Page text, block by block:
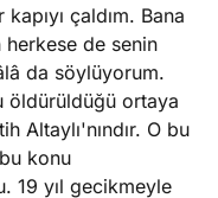
çaldım. Bana
de senin
da söylüyorum.
öldürüldüğü ortaya
Altaylı'nındır. O bu
konu
19 yıl gecikmeyle